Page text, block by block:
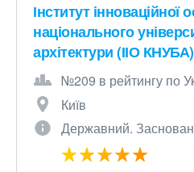
Інститут інноваційної
національного
архітектури (ІІО КНУБА)
№209 в рейтингу по
Київ
Державний.